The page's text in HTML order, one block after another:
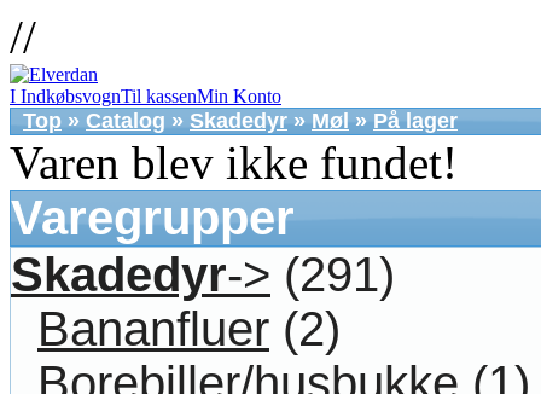
//
I IndkøbsvognTil kassenMin Konto
Top » Catalog » Skadedyr » Møl » På lager
Varen blev ikke fundet!
Varegrupper
Skadedyr-> (291)
Bananfluer (2)
Borebiller/husbukke (1)